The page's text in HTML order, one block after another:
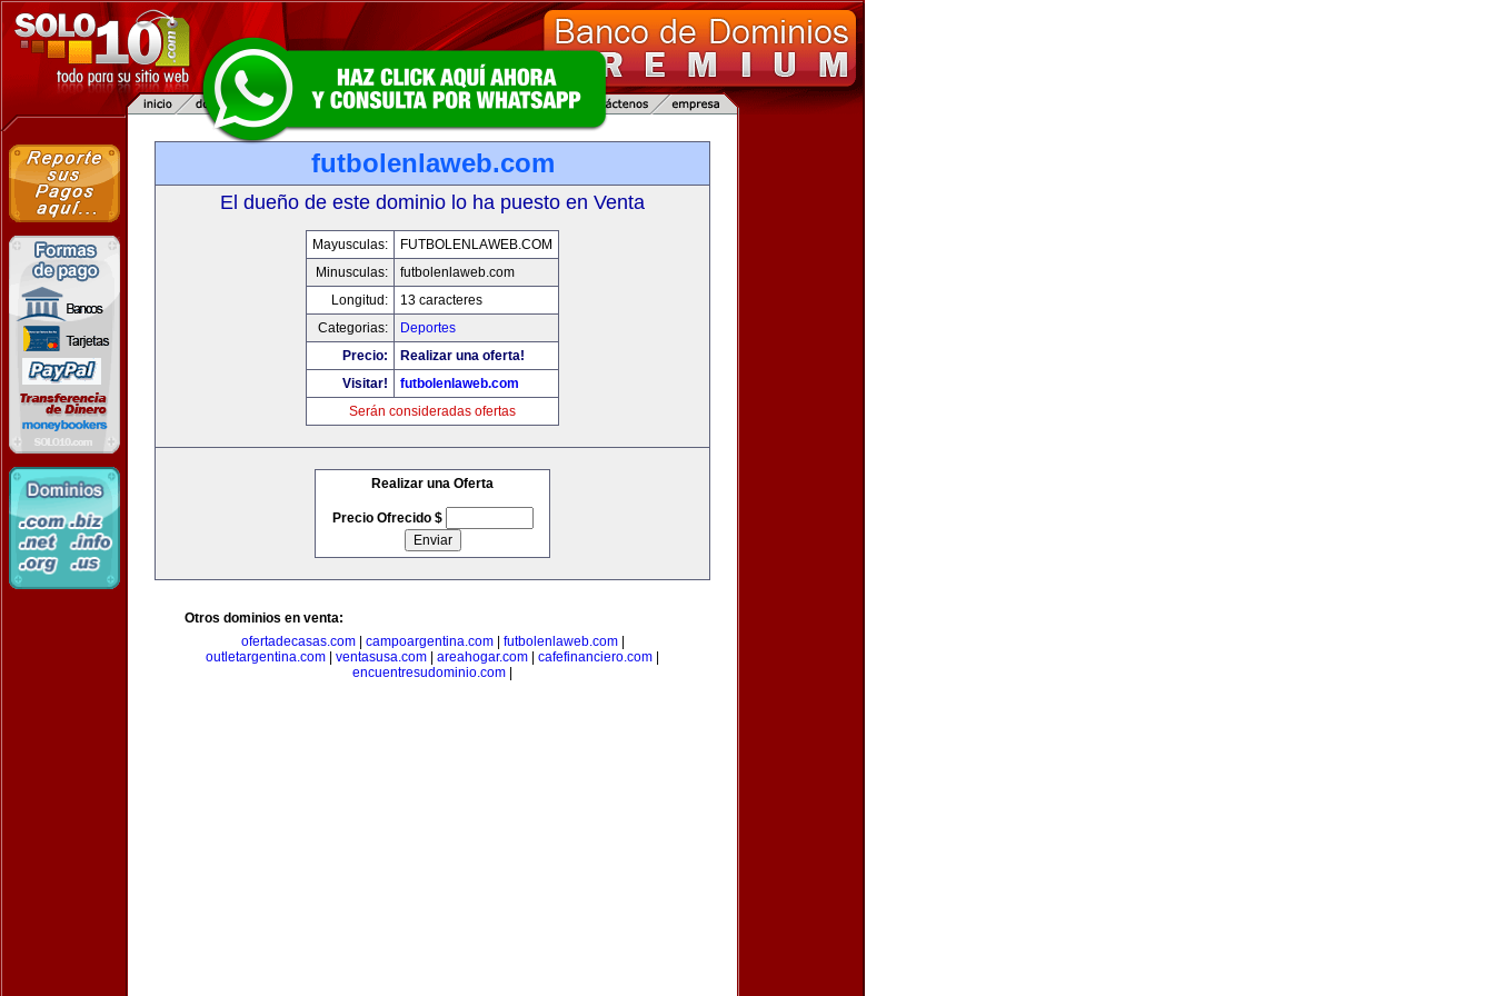
futbolenlaweb.com
El dueño de este dominio lo ha puesto en Venta
Mayusculas:
FUTBOLENLAWEB.COM
Minusculas:
futbolenlaweb.com
Longitud:
13 caracteres
Categorias:
Deportes
Precio:
Realizar una oferta!
Visitar!
futbolenlaweb.com
Serán consideradas ofertas
Realizar una Oferta
Precio Ofrecido $
Otros dominios en venta:
ofertadecasas.com| campoargentina.com| futbolenlaweb.com|
outletargentina.com
ventasusa.com areahogar.com cafefinanciero.com
encuentresudominio.com